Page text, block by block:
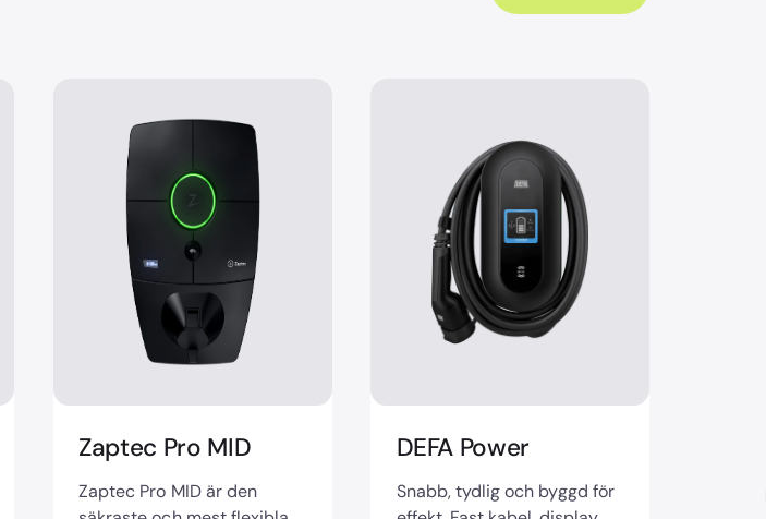
Zaptec Pro MID
Zaptec Pro MID är den
DEFA Power
Snabb, tydlig och byggd för